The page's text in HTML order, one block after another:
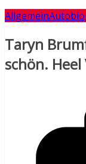
Allgemein
Taryn
schön.